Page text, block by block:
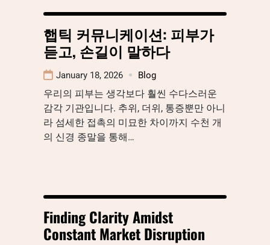
햅틱 커뮤니케이션: 피부가
듣고, 손길이 말하다
January 18, 2026 Blog
우리의 피부는 생각보다 훨씬 수다스러운
감각 기관입니다. 추위, 더위, 통증뿐만 아니
라 섬세한 접촉의 미묘한 차이까지 수천 개
의 신경 종말을 통해…
Finding Clarity Amidst
Constant Market Disruption